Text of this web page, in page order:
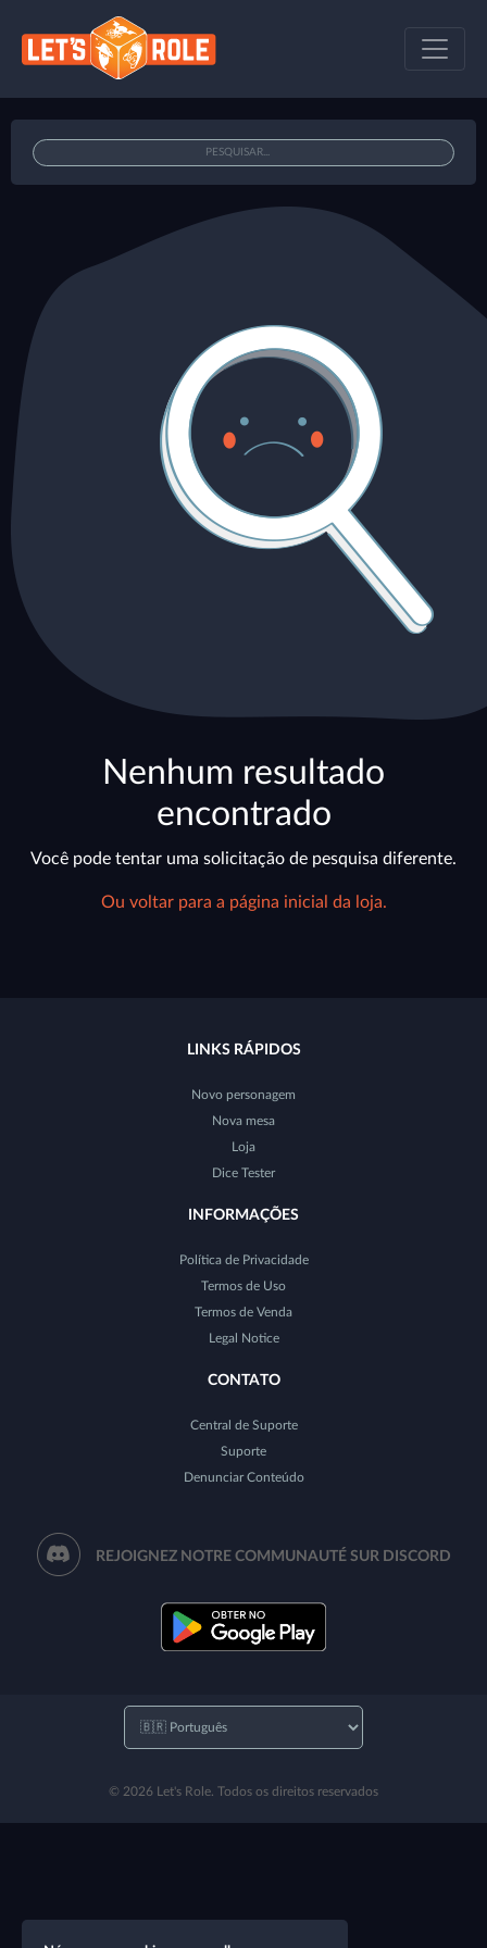
Nenhum resultado
encontrado
Você pode tentar uma solicitação de pesquisa diferente.
Ou voltar para a página inicial da loja.
LINKS RÁPIDOS
Novo personagem
Nova mesa
Loja
Dice Tester
INFORMAÇÕES
Política de Privacidade
Termos de Uso
Termos de Venda
Legal Notice
CONTATO
Central de Suporte
Suporte
Denunciar Conteúdo
REJOIGNEZ NOTRE COMMUNAUTÉ SUR DISCORD
© 2026 Let's Role. Todos os direitos reservados